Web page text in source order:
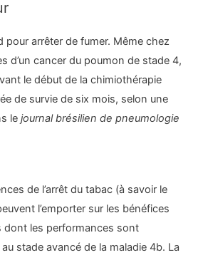
pour arrêter de fumer. Même chez
d’un cancer du poumon de stade 4,
le début de la chimiothérapie
de survie de six mois, selon une
lejournal brésilien de pneumologie
de l’arrêt du tabac (à savoir le
l’emporter sur les bénéfices
dont les performances sont
stade avancé de la maladie 4b. La